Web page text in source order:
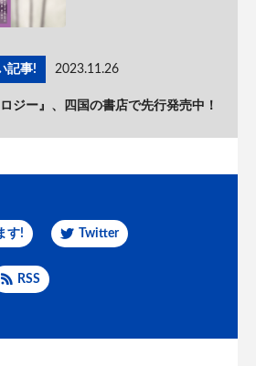
記事! 2023.11.26
ジー』、四国の書店で先行発売中！
す! Twitter
RSS